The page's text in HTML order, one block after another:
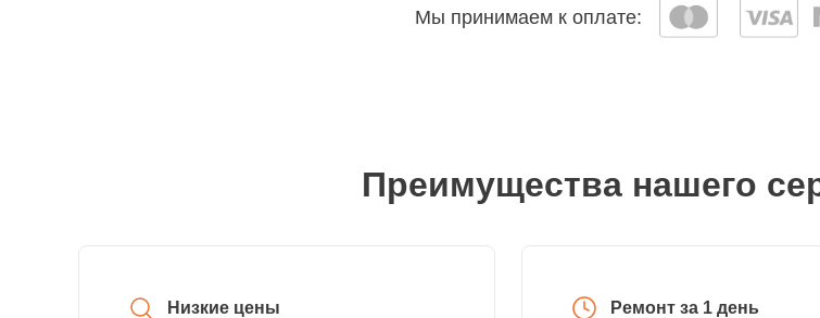
Мы принимаем к оплате:
Преимущества нашего
Низкие цены Ремонт за 1 день